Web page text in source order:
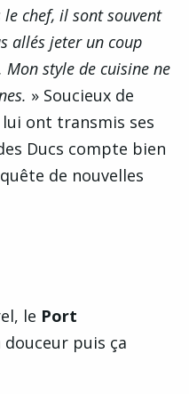
chef, il sont souvent
allés jeter un coup
style de cuisine ne
» Soucieux de
ont transmis ses
Ducs compte bien
de nouvelles
le Port
douceur puis ça